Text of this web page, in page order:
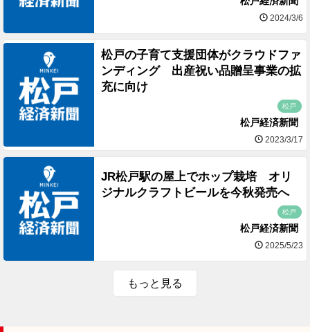
2024/3/6
松戸の子育て支援団体がクラウドファ
ンディング 出産祝い品贈呈事業の拡
充に向け
松戸
松戸経済新聞
2023/3/17
JR松戸駅の屋上でホップ栽培 オリ
ジナルクラフトビールを今秋発売へ
松戸
松戸経済新聞
2025/5/23
もっと見る